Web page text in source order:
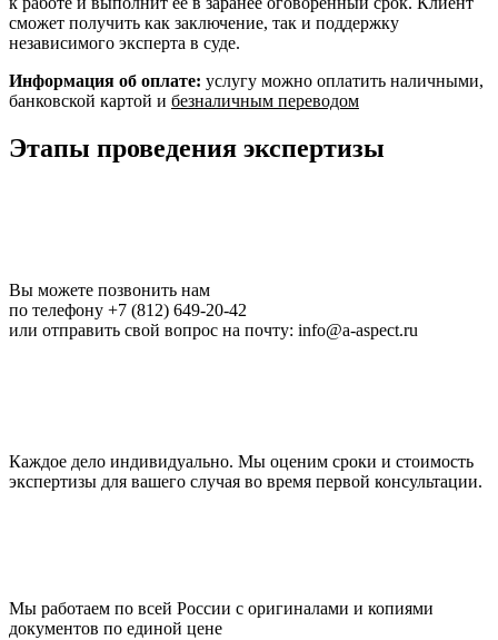
сможет получить как заключение, так и поддержку
независимого эксперта в суде.
Информация об оплате: услугу можно оплатить наличными,
банковской картой и безналичным переводом
Этапы проведения экспертизы
Вы можете позвонить нам
по телефону +7 (812) 649-20-42
или отправить свой вопрос на почту: info@a-aspect.ru
Каждое дело индивидуально. Мы оценим сроки и стоимость
экспертизы для вашего случая во время первой консультации.
Мы работаем по всей России с оригиналами и копиями
документов по единой цене